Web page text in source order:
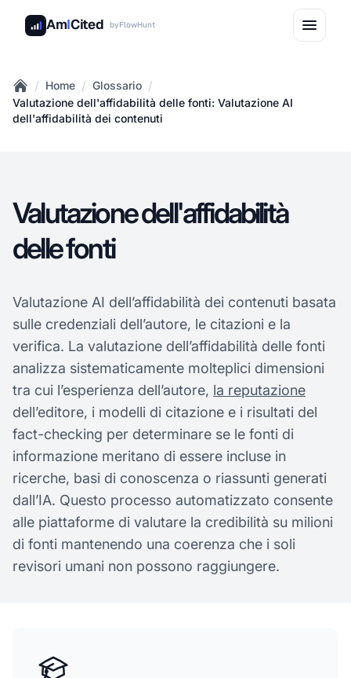
AmICited byFlowHunt
Home
/ Home / Glossario /
Valutazione dell'affidabilità delle fonti: Valutazione AI
dell'affidabilità dei contenuti
Valutazione dell'affidabilità
delle fonti
Valutazione AI dell’affidabilità dei contenuti basata
sulle credenziali dell’autore, le citazioni e la
verifica. La valutazione dell’affidabilità delle fonti
analizza sistematicamente molteplici dimensioni
tra cui l’esperienza dell’autore, la reputazione
dell’editore, i modelli di citazione e i risultati del
fact-checking per determinare se le fonti di
informazione meritano di essere incluse in
ricerche, basi di conoscenza o riassunti generati
dall’IA. Questo processo automatizzato consente
alle piattaforme di valutare la credibilità su milioni
di fonti mantenendo una coerenza che i soli
revisori umani non possono raggiungere.